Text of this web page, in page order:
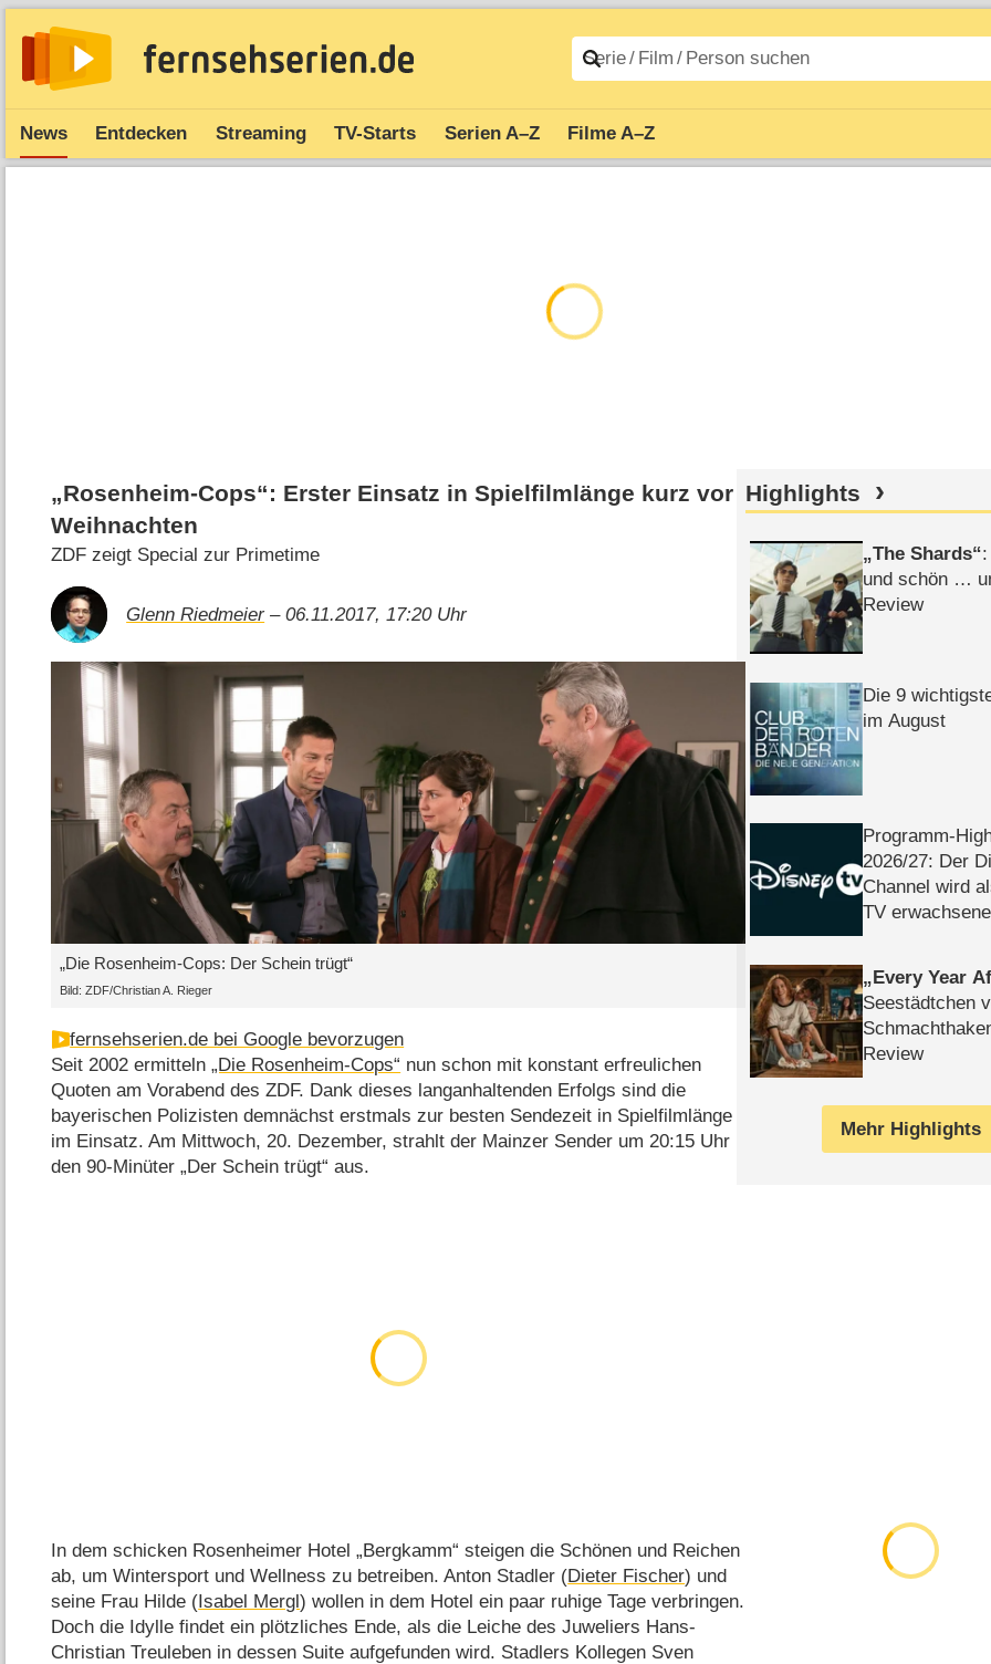
News Entdecken Streaming TV-Starts Serien A–Z Filme A–Z
„Rosenheim-Cops“: Erster Einsatz in Spielfilmlänge kurz vor
Weihnachten
ZDF zeigt Special zur Primetime
Glenn Riedmeier– 06.11.2017, 17:20 Uhr
„Die Rosenheim-Cops: Der Schein trügt“
Bild: ZDF/Christian A. Rieger
fernsehserien.de bei Google bevorzugen
Seit 2002 ermitteln„Die Rosenheim-Cops“ nun schon mit konstant erfreulichen
Quoten am Vorabend des ZDF. Dank dieses langanhaltenden Erfolgs sind die
bayerischen Polizisten demnächst erstmals zur besten Sendezeit in Spielfilmlänge
im Einsatz. Am Mittwoch, 20. Dezember, strahlt der Mainzer Sender um 20:15 Uhr
den 90-Minüter „Der Schein trügt“ aus.
In dem schicken Rosenheimer Hotel „Bergkamm“ steigen die Schönen und Reichen
ab, um Wintersport und Wellness zu betreiben. Anton Stadler (Dieter Fischer) und
seine Frau Hilde (Isabel Mergl) wollen in dem Hotel ein paar ruhige Tage verbringen.
Doch die Idylle findet ein plötzliches Ende, als die Leiche des Juweliers Hans-
Christian Treuleben in dessen Suite aufgefunden wird. Stadlers Kollegen Sven
Highlights
The Shards
und schön …
Review
Die 9
im August
Programm-
2026/​27: Der
Channel wird
TV
Every Year
Seestädtchen
Review
Mehr Highlights